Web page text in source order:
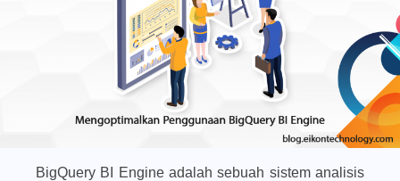
BigQuery BI Engine adalah sebuah sistem analisis